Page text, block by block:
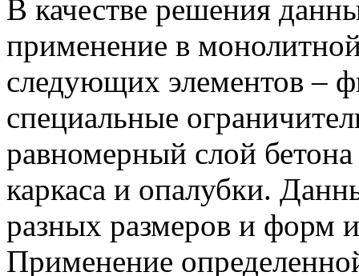
В качестве решения
применение в
следующих элементов –
специальные
равномерный слой
каркаса и опалубки.
разных размеров и форм
Применение